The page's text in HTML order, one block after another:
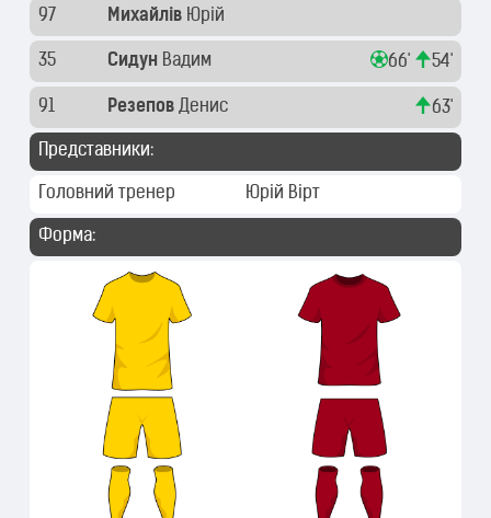
97 Михайлів Юрій
35 Сидун Вадим 66' 54'
91 Резепов Денис 63'
Представники:
Головний тренер Юрій Вірт
Форма: